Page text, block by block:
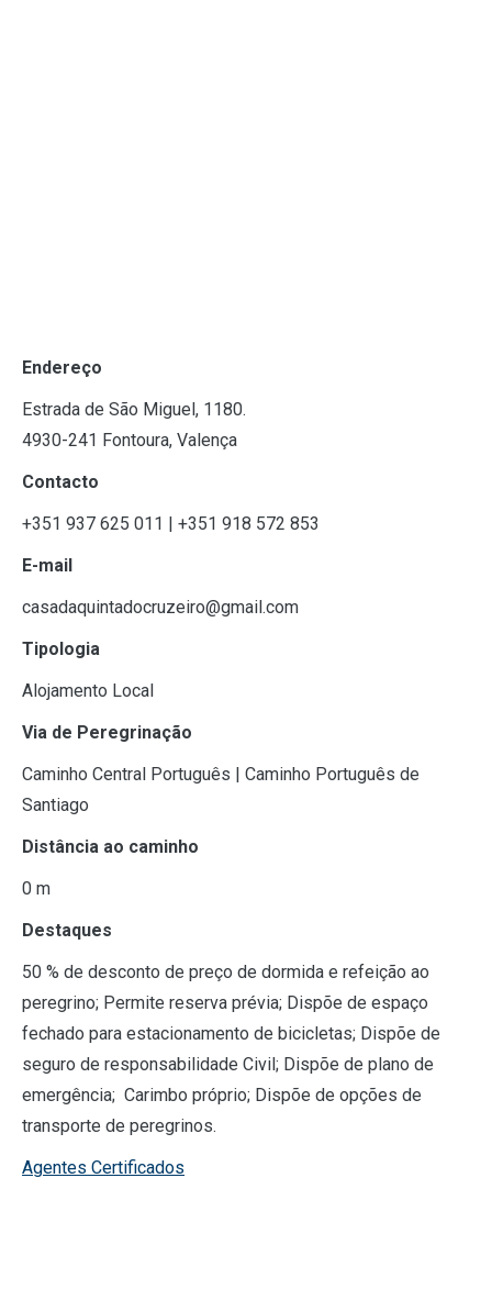
Endereço
Estrada de São Miguel, 1180.
4930-241 Fontoura, Valença
Contacto
+351 937 625 011 | +351 918 572 853
E-mail
casadaquintadocruzeiro@gmail.com
Tipologia
Alojamento Local
Via de Peregrinação
Caminho Central Português | Caminho Português de
Santiago
Distância ao caminho
0 m
Destaques
50 % de desconto de preço de dormida e refeição ao
peregrino; Permite reserva prévia; Dispõe de espaço
fechado para estacionamento de bicicletas; Dispõe de
seguro de responsabilidade Civil; Dispõe de plano de
emergência; Carimbo próprio; Dispõe de opções de
transporte de peregrinos.
Agentes Certificados